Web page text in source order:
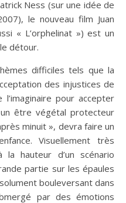
Ness (sur une idée de
le nouveau film Juan
« L’orphelinat ») est un
détour.
difficiles tels que la
des injustices de
pour accepter
un être végétal protecteur
minuit », devra faire un
Visuellement très
hauteur d’un scénario
partie sur les épaules
bouleversant dans
par des émotions